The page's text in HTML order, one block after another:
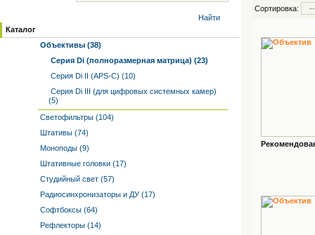
Найти
Каталог
Объективы (38)
Серия Di (полноразмерная матрица) (23)
Серия Di II (APS-C) (10)
Серия Di III (для цифровых системных камер)
(5)
Светофильтры (104)
Штативы (74)
Моноподы (9)
Штативные головки (17)
Студийный свет (57)
Радиосинхронизаторы и ДУ (17)
Софтбоксы (64)
Рефлекторы (14)
Сортировка: